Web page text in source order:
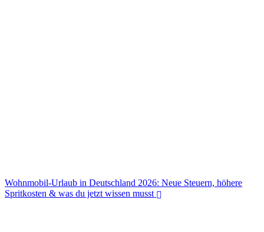
Wohnmobil-Urlaub in Deutschland 2026: Neue Steuern, höhere
Spritkosten & was du jetzt wissen musst